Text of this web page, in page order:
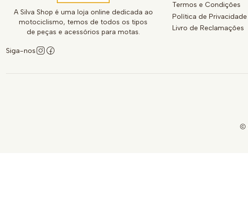
A Silva Shop é uma loja online dedicada ao
motociclismo, temos de todos os tipos
de peças e acessórios para motas.
Siga-nos
Termos e Condições
Política de Privacidade
Livro de Reclamações